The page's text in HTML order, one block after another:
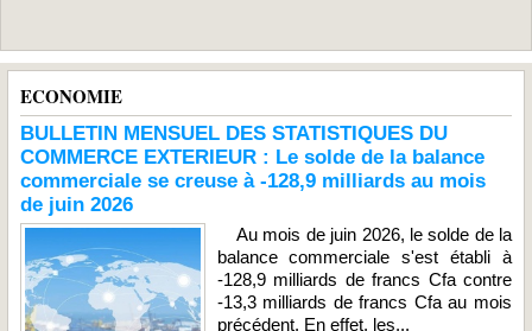
ECONOMIE
BULLETIN MENSUEL DES STATISTIQUES DU
COMMERCE EXTERIEUR : Le solde de la balance
commerciale se creuse à -128,9 milliards au mois
de juin 2026
Au mois de juin 2026, le solde de la
balance commerciale s'est établi à
-128,9 milliards de francs Cfa contre
-13,3 milliards de francs Cfa au mois
précédent. En effet, les...